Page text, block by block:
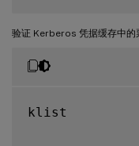
验证 Kerberos 凭据缓存中的
klist